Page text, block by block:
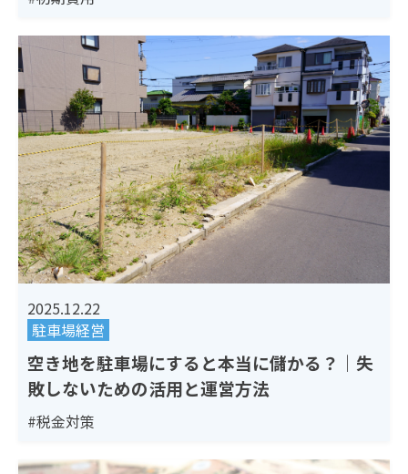
2025.12.22
駐車場経営
空き地を駐車場にすると本当に儲かる？｜失
敗しないための活用と運営方法
#税金対策